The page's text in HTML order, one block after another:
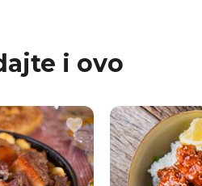
i ovo